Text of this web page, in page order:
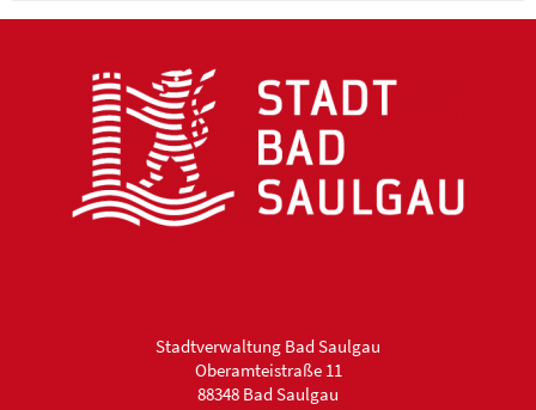
Stadtverwaltung Bad Saulgau
Oberamteistraße 11
88348 Bad Saulgau